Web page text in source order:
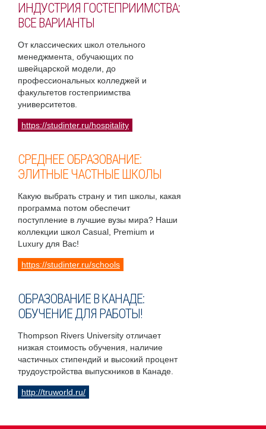
ИНДУСТРИЯ ГОСТЕПРИИМСТВА:
ВСЕ ВАРИАНТЫ
От классических школ отельного
менеджмента, обучающих по
швейцарской модели, до
профессиональных колледжей и
факультетов гостеприимства
университетов.
https://studinter.ru/hospitality
СРЕДНЕЕ ОБРАЗОВАНИЕ:
ЭЛИТНЫЕ ЧАСТНЫЕ ШКОЛЫ
Какую выбрать страну и тип школы, какая
программа потом обеспечит
поступление в лучшие вузы мира? Наши
коллекции школ Casual, Premium и
Luxury для Вас!
https://studinter.ru/schools
ОБРАЗОВАНИЕ В КАНАДЕ:
ОБУЧЕНИЕ ДЛЯ РАБОТЫ!
Thompson Rivers University отличает
низкая стоимость обучения, наличие
частичных стипендий и высокий процент
трудоустройства выпускников в Канаде.
http://truworld.ru/